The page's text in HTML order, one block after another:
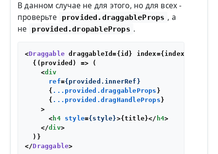
В данном случае не для этого, но для всех -
проверьте
provided.draggableProps , а
не
provided.dropableProps .
<Draggable draggableId={id} index={index} type=
  {
( provided ) => (
<div
ref={provided.innerRef}
      {
...provided.draggableProps }
      {
...provided.dragHandleProps }
    >
< h4 style={style}>{title}</ h4>
</div>
  )}
</Draggable